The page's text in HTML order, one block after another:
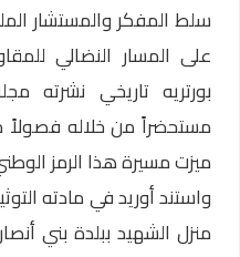
سلط المفكر والمستشار
على المسار النضالي
بورتريه تاريخي نشرته
مستحضراً من خلاله فصولاً
ميزت مسيرة هذا الرمز
واستند أوريد في مادته
منزل الشهيد ببلدة بني